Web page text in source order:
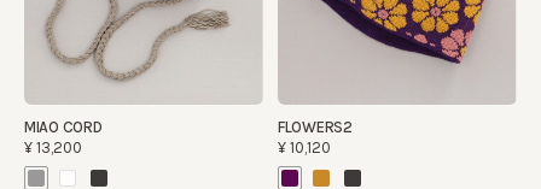
MIAO CORD
¥13,200
FLOWERS2
¥10,120